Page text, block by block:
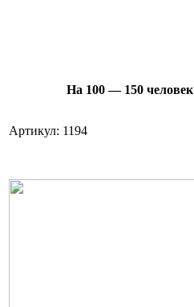
На 100 — 150 человек
Артикул: 1194